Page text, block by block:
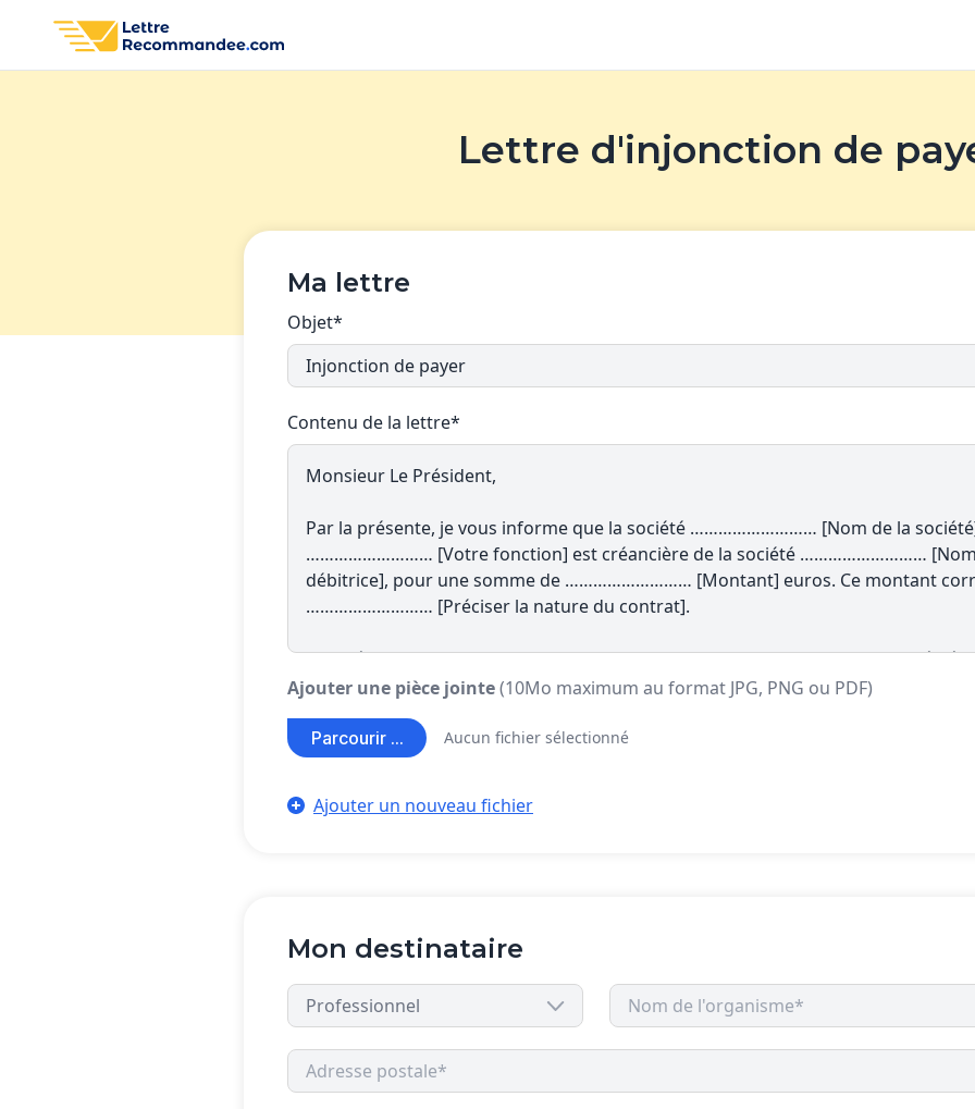
Lettre d'injonction de
Ma lettre
Objet*
Contenu de la lettre*
Ajouter une pièce jointe(10Mo maximum au format JPG, PNG ou PDF)
Parcourir ... Aucun fichier sélectionné
Ajouter un nouveau fichier
Mon destinataire